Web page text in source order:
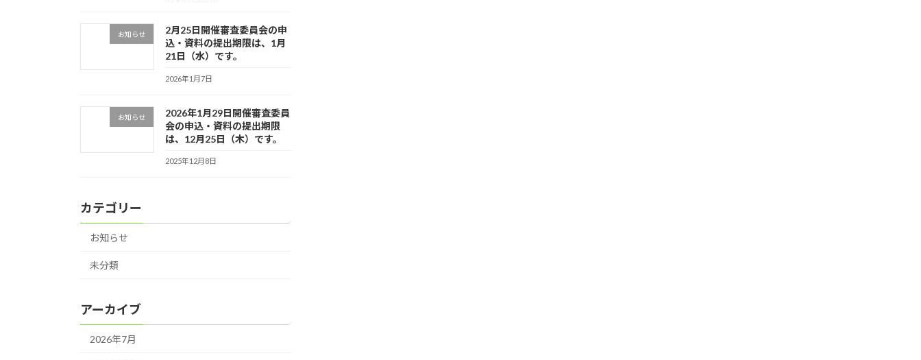
お知らせ
2月25日開催審査委員会の申
込・資料の提出期限は、1月
21日（水）です。
2026年1月7日
お知らせ
2026年1月29日開催審査委員
会の申込・資料の提出期限
は、12月25日（木）です。
2025年12月8日
カテゴリー
お知らせ
未分類
アーカイブ
2026年7月